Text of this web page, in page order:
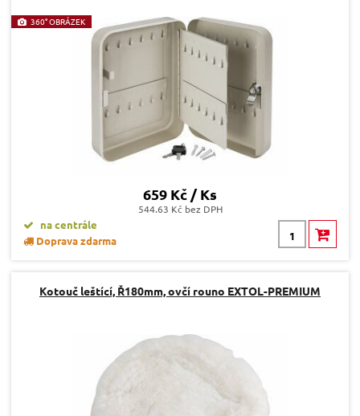
360° OBRÁZEK
659 Kč / Ks
544.63 Kč bez DPH
na centrále
Doprava zdarma
Kotouč leštící, Ř180mm, ovčí rouno EXTOL-PREMIUM